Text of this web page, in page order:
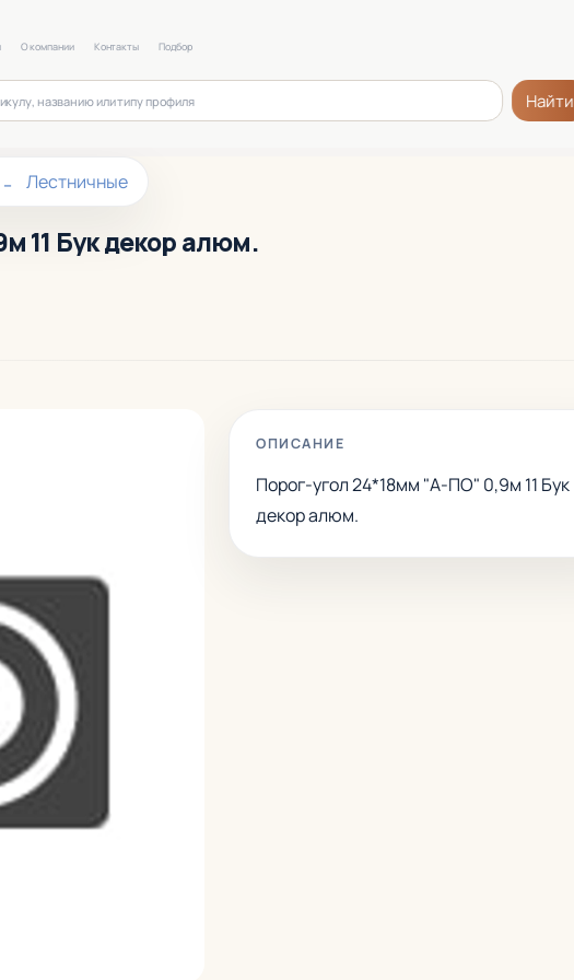
О компании Контакты Подбор
Найти
Лестничные
11 Бук декор алюм.
ОПИСАНИЕ
Порог-угол 24*18мм "А-ПО" 0,9м 11 Бук
декор алюм.